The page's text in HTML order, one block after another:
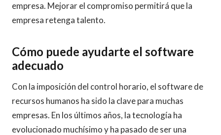
empresa. Mejorar el compromiso permitirá que la
empresa retenga talento.
Cómo puede ayudarte el software
adecuado
Con la imposición del control horario, el software de
recursos humanos ha sido la clave para muchas
empresas. En los últimos años, la tecnología ha
evolucionado muchísimo y ha pasado de ser una